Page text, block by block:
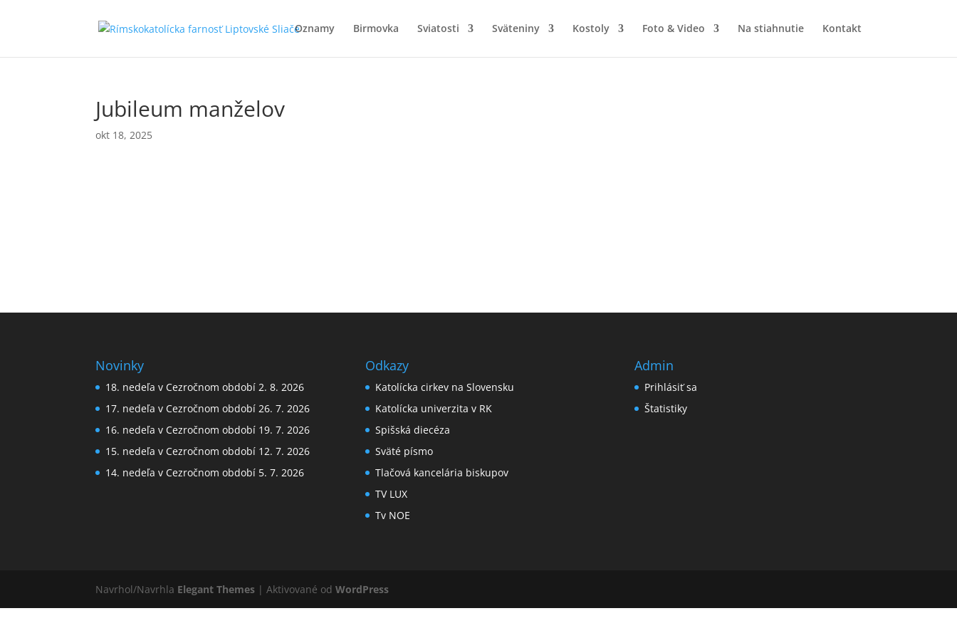
Oznamy Birmovka Sviatosti Sväteniny Kostoly Foto & Video Na stiahnutie Kontakt
Jubileum manželov
okt 18, 2025
Novinky
18. nedeľa v Cezročnom období 2. 8. 2026
17. nedeľa v Cezročnom období 26. 7. 2026
16. nedeľa v Cezročnom období 19. 7. 2026
15. nedeľa v Cezročnom období 12. 7. 2026
14. nedeľa v Cezročnom období 5. 7. 2026
Odkazy
Katolícka cirkev na Slovensku
Katolícka univerzita v RK
Spišská diecéza
Sväté písmo
Tlačová kancelária biskupov
TV LUX
Tv NOE
Admin
Prihlásiť sa
Štatistiky
Navrhol/Navrhla Elegant Themes | Aktivované odWordPress